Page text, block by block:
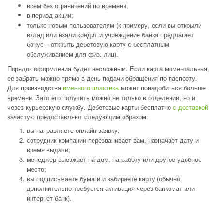
всем без ограничений по времени;
в период акции;
только новым пользователям (к примеру, если вы открыли
вклад или взяли кредит и учреждение банка предлагает
бонус – открыть дебетовую карту с бесплатным
обслуживанием для физ. лиц).
Порядок оформления будет несложным. Если карта моментальная,
ее забрать можно прямо в день подачи обращения по паспорту.
Для производства именного пластика может понадобиться больше
времени. Зато его получить можно не только в отделении, но и
через курьерскую службу. Дебетовые карты бесплатно с доставкой
зачастую предоставляют следующим образом:
вы направляете онлайн-заявку;
сотрудник компании перезванивает вам, назначает дату и
время выдачи;
менеджер выезжает на дом, на работу или другое удобное
место;
вы подписываете бумаги и забираете карту (обычно
дополнительно требуется активация через банкомат или
интернет-банк).